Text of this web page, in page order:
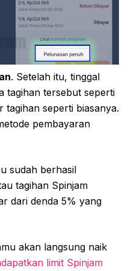
. Setelah itu, tinggal
tagihan tersebut seperti
tagihan seperti biasanya.
pembayaran
sudah berhasil
tagihan Spinjam
dari denda 5% yang
akan langsung naik
limit Spinjam